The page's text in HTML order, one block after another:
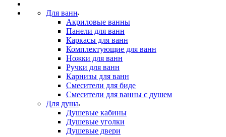
Для ванн
Акриловые ванны
Панели для ванн
Каркасы для ванн
Комплектующие для ванн
Ножки для ванн
Ручки для ванн
Карнизы для ванн
Смесители для биде
Смесители для ванны с душем
Для душа
Душевые кабины
Душевые уголки
Душевые двери